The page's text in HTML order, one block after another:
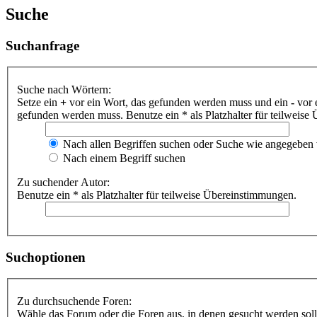
Suche
Suchanfrage
Suche nach Wörtern:
Setze ein + vor ein Wort, das gefunden werden muss und ein - vor
gefunden werden muss. Benutze ein * als Platzhalter für teilweise
Nach allen Begriffen suchen oder Suche wie angegeben
Nach einem Begriff suchen
Zu suchender Autor:
Benutze ein * als Platzhalter für teilweise Übereinstimmungen.
Suchoptionen
Zu durchsuchende Foren:
Wähle das Forum oder die Foren aus, in denen gesucht werden